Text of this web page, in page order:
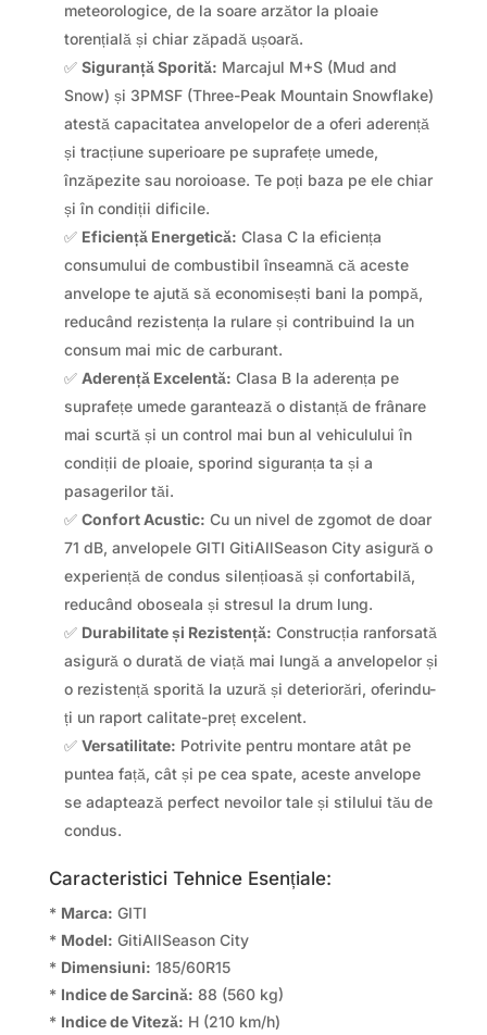
meteorologice, de la soare arzător la ploaie
torențială și chiar zăpadă ușoară.
✅ Siguranță Sporită: Marcajul M+S (Mud and
Snow) și 3PMSF (Three-Peak Mountain Snowflake)
atestă capacitatea anvelopelor de a oferi aderență
și tracțiune superioare pe suprafețe umede,
înzăpezite sau noroioase. Te poți baza pe ele chiar
și în condiții dificile.
✅ Eficiență Energetică: Clasa C la eficiența
consumului de combustibil înseamnă că aceste
anvelope te ajută să economisești bani la pompă,
reducând rezistența la rulare și contribuind la un
consum mai mic de carburant.
✅ Aderență Excelentă: Clasa B la aderența pe
suprafețe umede garantează o distanță de frânare
mai scurtă și un control mai bun al vehiculului în
condiții de ploaie, sporind siguranța ta și a
pasagerilor tăi.
✅ Confort Acustic: Cu un nivel de zgomot de doar
71 dB, anvelopele GITI GitiAllSeason City asigură o
experiență de condus silențioasă și confortabilă,
reducând oboseala și stresul la drum lung.
✅ Durabilitate și Rezistență: Construcția ranforsată
asigură o durată de viață mai lungă a anvelopelor și
o rezistență sporită la uzură și deteriorări, oferindu-
ți un raport calitate-preț excelent.
✅ Versatilitate: Potrivite pentru montare atât pe
puntea față, cât și pe cea spate, aceste anvelope
se adaptează perfect nevoilor tale și stilului tău de
condus.
Caracteristici Tehnice Esențiale:
* Marca: GITI
* Model: GitiAllSeason City
* Dimensiuni: 185/60R15
* Indice de Sarcină: 88 (560 kg)
* Indice de Viteză: H (210 km/h)